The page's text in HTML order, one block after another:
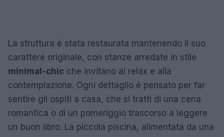
La struttura è stata restaurata mantenendo il suo
carattere originale, con stanze arredate in stile
minimal-chic che invitano al relax e alla
contemplazione. Ogni dettaglio è pensato per far
sentire gli ospiti a casa, che si tratti di una cena
romantica o di un pomeriggio trascorso a leggere
un buon libro. La piccola piscina, alimentata da una